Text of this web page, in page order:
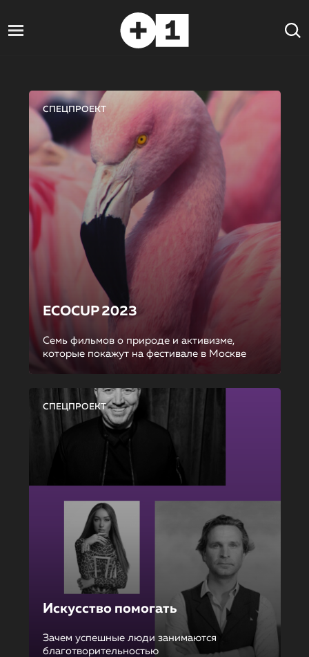
СПЕЦПРОЕКТ
ECOCUP 2023
Семь фильмов о природе и активизме,
которые покажут на фестивале в Москве
СПЕЦПРОЕКТ
Искусство помогать
Зачем успешные люди занимаются
благотворительностью